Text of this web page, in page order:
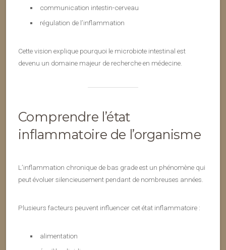
communication intestin-cerveau
régulation de l’inflammation
Cette vision explique pourquoi le microbiote intestinal est
devenu un domaine majeur de recherche en médecine.
Comprendre l’état
inflammatoire de l’organisme
L’inflammation chronique de bas grade est un phénomène qui
peut évoluer silencieusement pendant de nombreuses années.
Plusieurs facteurs peuvent influencer cet état inflammatoire :
alimentation